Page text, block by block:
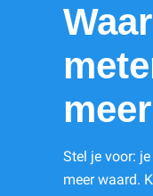
Stel je voor:
meer waard.